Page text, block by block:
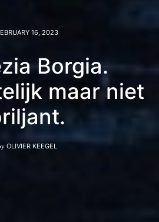
16, 2023
Borgia.
maar niet
OLIVIER KEEGEL